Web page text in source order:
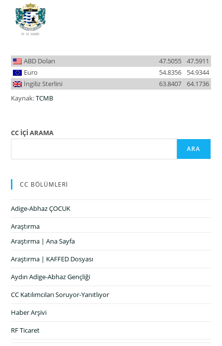
ABD Doları 47.5911
47.5055
Euro
54.9344
54.8356
İngiliz Sterlini
64.1736
63.8407
Kaynak:TCMB
CC İÇİ ARAMA
ARA
CC BÖLÜMLERİ
Adige-Abhaz ÇOCUK
Araştırma
Araştırma | Ana Sayfa
Araştırma | KAFFED Dosyası
Aydın Adige-Abhaz Gençliği
CC Katılımcıları Soruyor-Yanıtlıyor
Haber Arşivi
RF Ticaret